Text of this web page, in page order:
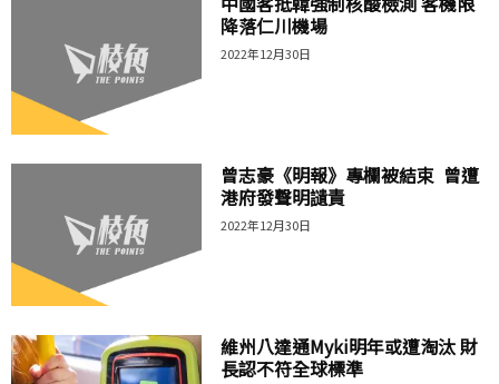
降落仁川機場
2022年12月30日
曾志豪《明報》專欄被結束 曾遭
港府發聲明讉責
2022年12月30日
維州八達通Myki明年或遭淘汰 財
長認不符全球標準